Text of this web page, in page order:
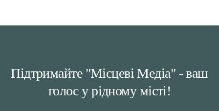
Підтримайте "Місцеві Медіа" - ваш
голос у рідному місті!